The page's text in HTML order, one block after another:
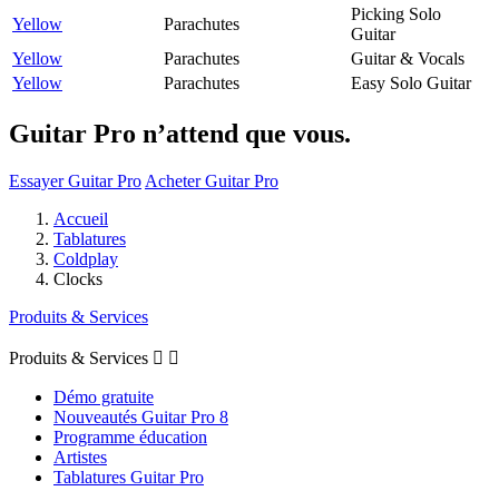
Yellow
Parachutes
Picking Solo
Guitar
Yellow
Parachutes
Guitar & Vocals
Yellow
Parachutes Easy Solo Guitar
Guitar Pro n’attend que vous.
Essayer Guitar Pro Acheter Guitar Pro
Accueil
Tablatures
Coldplay
Clocks
Produits & Services
Produits & Services  
Démo gratuite
Nouveautés Guitar Pro 8
Programme éducation
Artistes
Tablatures Guitar Pro